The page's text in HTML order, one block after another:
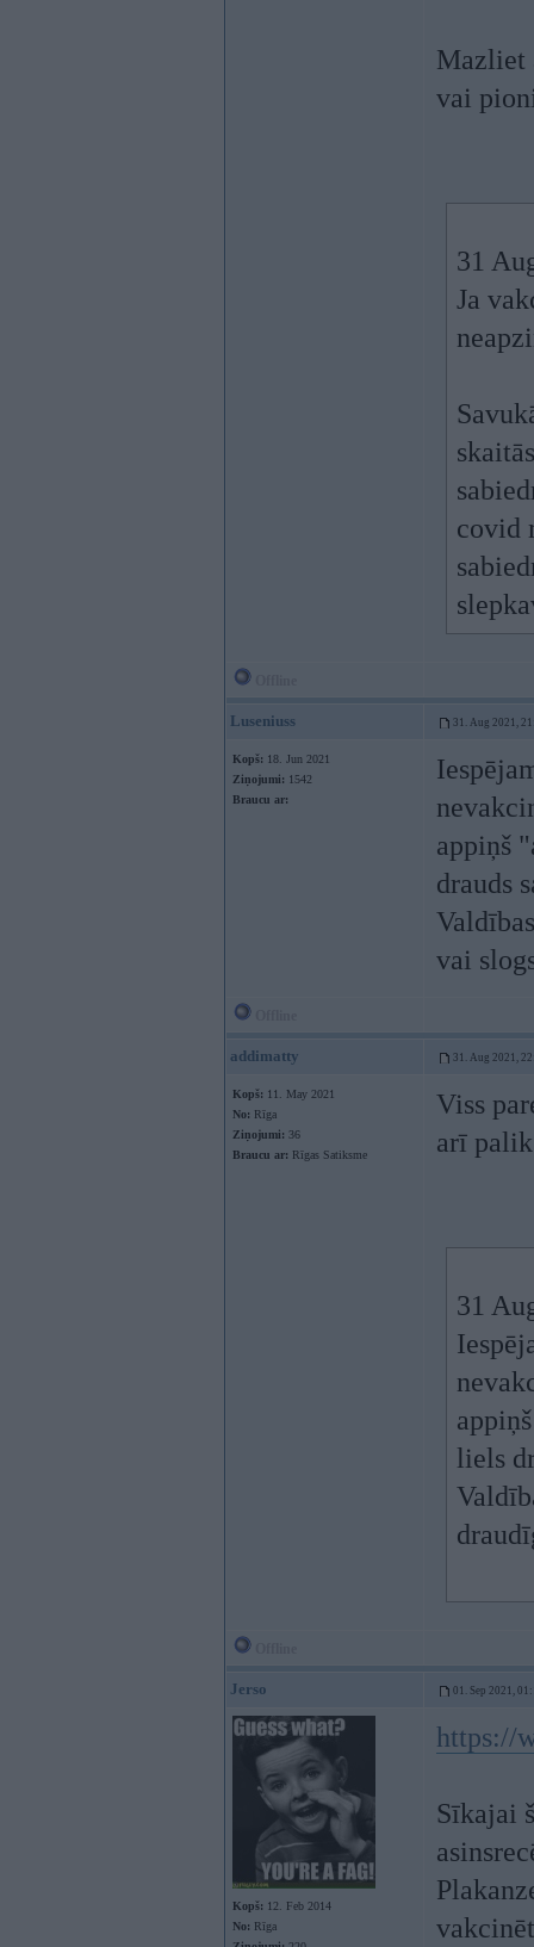
Mazliet
vai
31
Ja
covid
Luseniuss 31. Aug 2021,
Kopš: 18. Jun 2021
Ziņojumi: 1542
Braucu ar:
appiņš
drauds
vai
addimatty 31. Aug 2021,
Kopš: 11. May 2021
No: Rīga
Ziņojumi: 36
Braucu ar: Rīgas Satiksme
Viss
arī
31
liels
Jerso 01. Sep 2021,
Kopš: 12. Feb 2014
No: Rīga
https://
Sīkajai